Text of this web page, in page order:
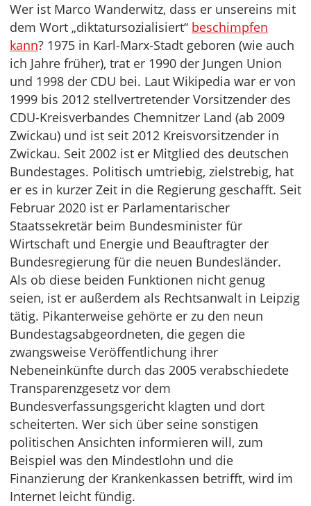
Wer ist Marco Wanderwitz, dass er unsereins mit
dem Wort „diktatursozialisiert“ beschimpfen
kann? 1975 in Karl-Marx-Stadt geboren (wie auch
ich Jahre früher), trat er 1990 der Jungen Union
und 1998 der CDU bei. Laut Wikipedia war er von
1999 bis 2012 stellvertretender Vorsitzender des
CDU-Kreisverbandes Chemnitzer Land (ab 2009
Zwickau) und ist seit 2012 Kreisvorsitzender in
Zwickau. Seit 2002 ist er Mitglied des deutschen
Bundestages. Politisch umtriebig, zielstrebig, hat
er es in kurzer Zeit in die Regierung geschafft. Seit
Februar 2020 ist er Parlamentarischer
Staatssekretär beim Bundesminister für
Wirtschaft und Energie und Beauftragter der
Bundesregierung für die neuen Bundesländer.
Als ob diese beiden Funktionen nicht genug
seien, ist er außerdem als Rechtsanwalt in Leipzig
tätig. Pikanterweise gehörte er zu den neun
Bundestagsabgeordneten, die gegen die
zwangsweise Veröffentlichung ihrer
Nebeneinkünfte durch das 2005 verabschiedete
Transparenzgesetz vor dem
Bundesverfassungsgericht klagten und dort
scheiterten. Wer sich über seine sonstigen
politischen Ansichten informieren will, zum
Beispiel was den Mindestlohn und die
Finanzierung der Krankenkassen betrifft, wird im
Internet leicht fündig.